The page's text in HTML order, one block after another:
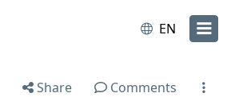
EN
Share Comments